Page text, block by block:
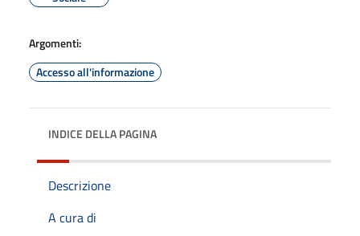
Argomenti:
Accesso all'informazione
INDICE DELLA PAGINA
Descrizione
A cura di